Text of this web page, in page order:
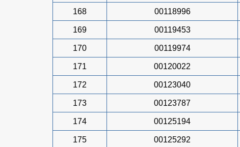
168 00118996
169 00119453
170 00119974
171 00120022
172 00123040
173 00123787
174 00125194
175 00125292